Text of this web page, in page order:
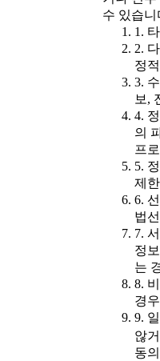
수 있습니
1.
2.
정
3.
보,
4.
의
프
5.
제
6.
법
7.
정
는
8.
경우
9.
않
동